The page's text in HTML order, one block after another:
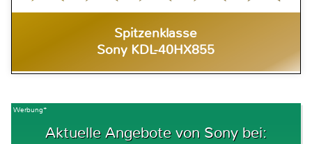
Spitzenklasse
Sony KDL-40HX855
Werbung*
Aktuelle Angebote von Sony bei: